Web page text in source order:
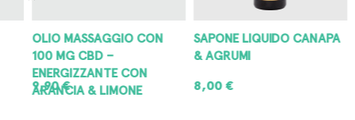
OLIO MASSAGGIO CON
100 MG CBD –
ENERGIZZANTE CON
ARANCIA & LIMONE
9,90€
SAPONE LIQUIDO CANAPA
& AGRUMI
8,00€